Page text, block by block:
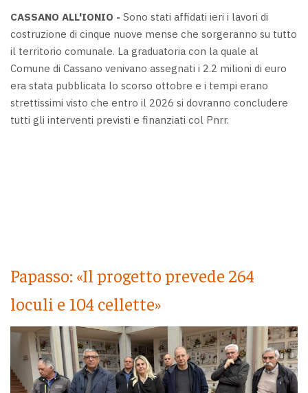
CASSANO ALL'IONIO - Sono stati affidati ieri i lavori di
costruzione di cinque nuove mense che sorgeranno su tutto
il territorio comunale. La graduatoria con la quale al
Comune di Cassano venivano assegnati i 2.2 milioni di euro
era stata pubblicata lo scorso ottobre e i tempi erano
strettissimi visto che entro il 2026 si dovranno concludere
tutti gli interventi previsti e finanziati col Pnrr.
Papasso: «Il progetto prevede 264
loculi e 104 cellette»